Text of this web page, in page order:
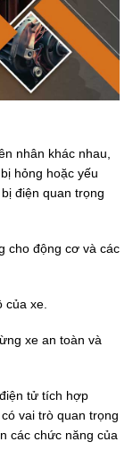
nhân khác nhau,
hỏng hoặc yếu
điện quan trọng
cho động cơ và các
của xe.
xe an toàn và
tử tích hợp
vai trò quan trọng
các chức năng của